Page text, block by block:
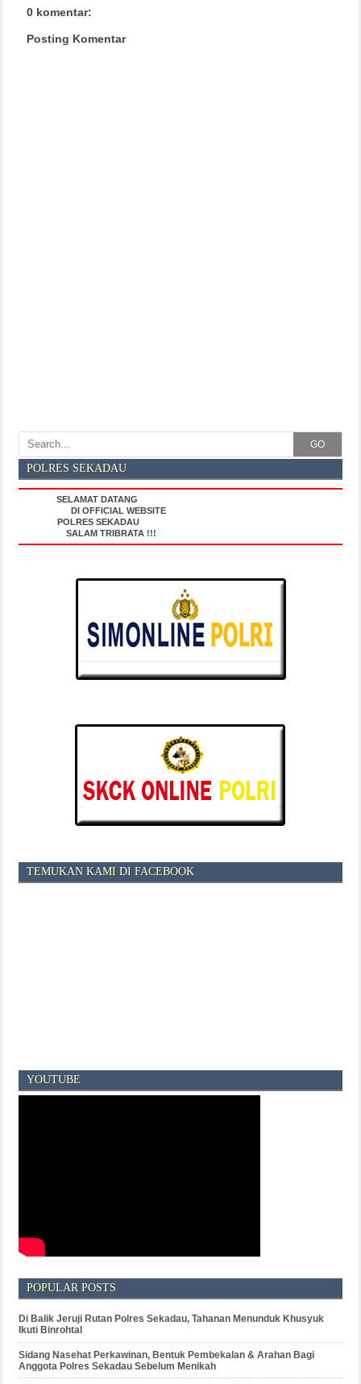
0 komentar:
Posting Komentar
GO
POLRES SEKADAU
SELAMAT DATANG
DI OFFICIAL WEBSITE
POLRES SEKADAU
SALAM TRIBRATA !!!
TEMUKAN KAMI DI FACEBOOK
YOUTUBE
POPULAR POSTS
Di Balik Jeruji Rutan Polres Sekadau, Tahanan Menunduk Khusyuk
Ikuti Binrohtal
Sidang Nasehat Perkawinan, Bentuk Pembekalan & Arahan Bagi
Anggota Polres Sekadau Sebelum Menikah